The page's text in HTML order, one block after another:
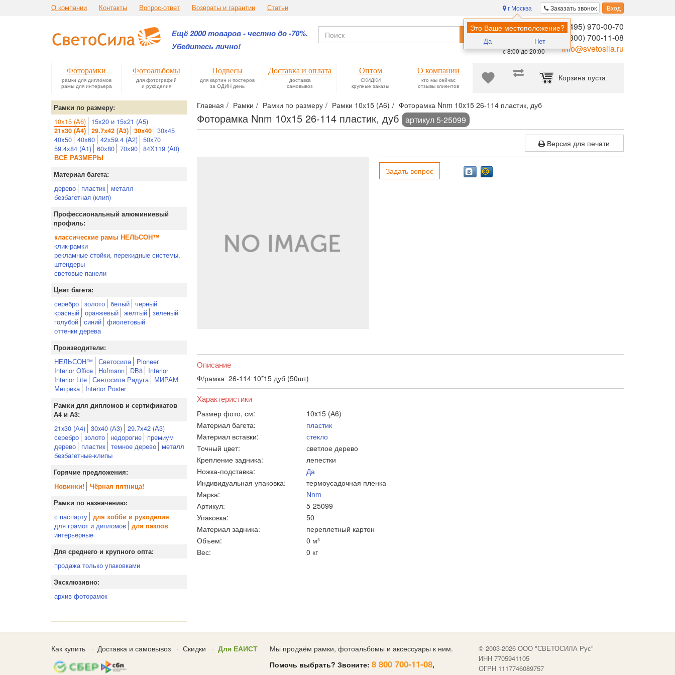
О компании Контакты Вопрос-ответ Возвраты и гарантии Статьи Заказать звонок Вход
г Москва
Это Ваше местоположение?
Да Нет
Ещё 2000 товаров - честно до -70%.
Убедитесь лично!
Помощь в
выборе:
Ежедневно,
с 8:00 до 20:00
8 (495) 970-00-70
8 (800) 700-11-08
info@svetosila.ru
Найти
Корзина пуста
Фоторамки
рамки для дипломов
рамы для интерьера
Фотоальбомы
для фотографий
и рукоделия
Подвесы
для картин и постеров
за ОДИН день
Доставка и оплата
доставка
самовывоз
Оптом
СКИДКИ
крупные заказы
О компании
кто мы сейчас
отзывы клиентов
Главная Рамки Рамки по размеру Рамки 10х15 (А6) Фоторамка Nnm 10x15 26-114 пластик, дуб
Фоторамка Nnm 10x15 26-114 пластик, дуб артикул 5-25099
Рамки по размеру:
10х15 (А6) 15х20 и 15х21 (А5)
21х30 (А4) 29.7х42 (А3) 30х40
30х45
40х50 40х60 42х59.4 (А2) 50х70
59.4х84 (А1) 60х80 70х90 84Х119 (А0)
ВСЕ РАЗМЕРЫ
Материал багета:
дерево пластик
металл
безбагетная (клип)
Профессиональный алюминиевый
профиль:
классические рамы НЕЛЬСОН™
клик-рамки
рекламные стойки, перекидные системы,
штендеры
световые панели
Цвет багета:
серебро золото белый черный
красный оранжевый желтый зеленый
голубой синий фиолетовый
оттенки дерева
Производители:
НЕЛЬСОН™ Светосила
Pioneer
Interior Office
Hofmann DB8
Interior
Interior Lite Светосила Радуга
МИРАМ
Метрика
Interior Poster
Рамки для дипломов и сертификатов
А4 и А3:
21x30 (А4) 30x40 (А3) 29.7х42 (А3)
серебро золото недорогие
премиум
дерево
пластик темное дерево
металл
безбагетные-клипы
Горячие предложения:
Новинки!
Чёрная пятница!
Рамки по назначению:
с паспарту для хобби и рукоделия
для грамот и дипломов для пазлов
интерьерные
Для среднего и крупного опта:
продажа только упаковками
Эксклюзивно:
архив фоторамок
Версия для печати
Задать вопрос
Описание
Ф/рамка 26-114 10*15 дуб (50шт)
Характеристики
Размер фото, см:
10x15 (А6)
Материал багета:
пластик
Материал вставки:
стекло
Точный цвет:
светлое дерево
Крепление задника:
лепестки
Ножка-подставка:
Да
Индивидуальная упаковка:
термоусадочная пленка
Марка:
Nnm
Артикул:
5-25099
Упаковка:
50
Материал задника:
переплетный картон
Объем:
0 м³
Вес:
0 кг
Как купить Доставка и самовывоз Скидки Для ЕАИСТ
Мы продаём рамки, фотоальбомы и аксессуары к ним.
Помочь выбрать? Звоните: 8 800 700-11-08,
© 2003-2026 OOO "СВЕТОСИЛА Рус"
ИНН 7705941105
ОГРН 1117746089757